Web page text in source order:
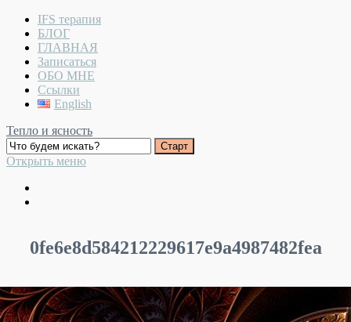
IFS терапия
БЛОГ
ГЛАВНАЯ
Записаться
ОБО МНЕ
Ссылки
English
Тепло и ясность
Открыть меню
0fe6e8d584212229617e9a4987482fea